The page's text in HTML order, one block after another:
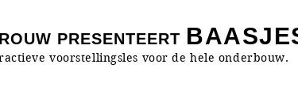
PRESENTEERT
voorstellingsles voor de hele onderbouw.